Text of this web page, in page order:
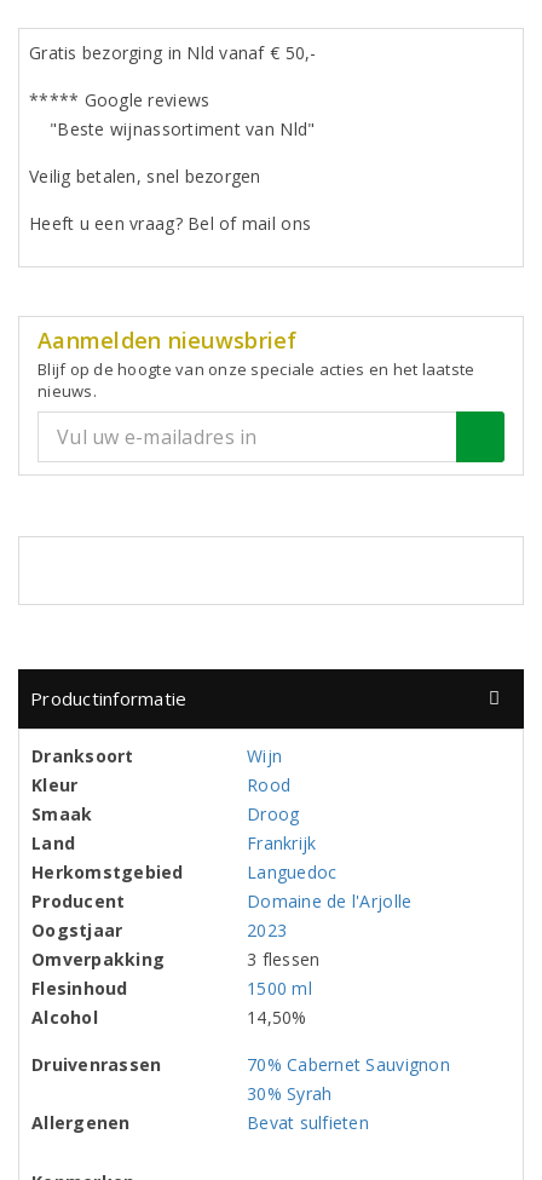
Gratis bezorging in Nld vanaf € 50,-
***** Google reviews
"Beste wijnassortiment van Nld"
Veilig betalen, snel bezorgen
Heeft u een vraag? Bel of mail ons
Aanmelden nieuwsbrief
Blijf op de hoogte van onze speciale acties en het laatste
nieuws.
Productinformatie
Dranksoort
Wijn
Kleur
Rood
Smaak
Droog
Land
Frankrijk
Herkomstgebied
Languedoc
Producent
Domaine de l'Arjolle
Oogstjaar
2023
Omverpakking
3 flessen
Flesinhoud
1500 ml
Alcohol
14,50%
Druivenrassen
70% Cabernet Sauvignon
30% Syrah
Allergenen
Bevat sulfieten